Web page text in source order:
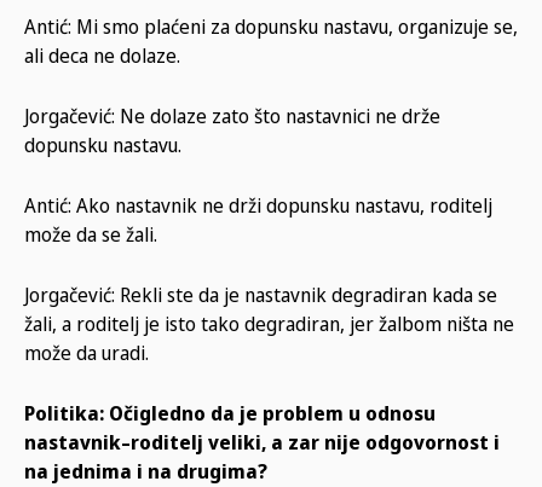
Antić: Mi smo plaćeni za dopunsku nastavu, organizuje se,
ali deca ne dolaze.
Jorgačević: Ne dolaze zato što nastavnici ne drže
dopunsku nastavu.
Antić: Ako nastavnik ne drži dopunsku nastavu, roditelj
može da se žali.
Jorgačević: Rekli ste da je nastavnik degradiran kada se
žali, a roditelj je isto tako degradiran, jer žalbom ništa ne
može da uradi.
Politika: Očigledno da je problem u odnosu
nastavnik–roditelj veliki, a zar nije odgovornost i
na jednima i na drugima?